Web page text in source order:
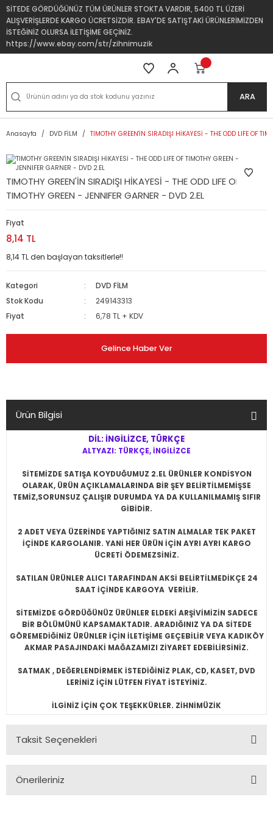
SİTEDE GÖRDÜĞÜNÜZ TÜM ÜRÜNLER STOKTA VARDIR, 5400 TL ÜZERİ
ALIŞVERİŞLERDE KARGO ÜCRETSİZDİR. EBAY'DE SATIŞTAKİ ÜRÜNLERİMİZDEN
İSTEĞİNİZ OLURSA İLETİŞİME GEÇİNİZ.
https://www.ebay.com/str/zihnimuzik
ARA
Anasayfa DVD FİLM TIMOTHY GREEN'İN SIRADIŞI HİKAYESİ - THE ODD LIFE OF
TIMOTHY GREEN'İN SIRADIŞI HİKAYESİ - THE ODD LIFE OF
TIMOTHY GREEN - JENNIFER GARNER - DVD 2.EL
Fiyat
8,14 TL
8,14 TL den başlayan taksitlerle!!
Kategori
DVD FİLM
Stok Kodu
249143313
Fiyat
6,78 TL + KDV
Gelince Haber Ver
Ürün Bilgisi
DİL: İNGİLİZCE, TÜRKÇE
ALTYAZI: TÜRKÇE, İNGİLİZCE
SİTEMİZDE SATIŞA KOYDUĞUMUZ 2.EL ÜRÜNLER KONDİSYON
OLARAK, ÜRÜN AÇIKLAMALARINDA BİR ŞEY BELİRTİLMEMİŞSE
TEMİZ,SORUNSUZ ÇALIŞIR DURUMDA YA DA KULLANILMAMIŞ SIFIR
GİBİDİR.
2 ADET VEYA ÜZERİNDE YAPTIĞINIZ SATIN ALMALAR TEK PAKET
İÇİNDE KARGOLANIR. YANİ HER ÜRÜN İÇİN AYRI AYRI KARGO
ÜCRETİ ÖDEMEZSİNİZ.
SATILAN ÜRÜNLER ALICI TARAFINDAN AKSİ BELİRTİLMEDİKÇE 24
SAAT İÇİNDE KARGOYA VERİLİR.
SİTEMİZDE GÖRDÜĞÜNÜZ ÜRÜNLER ELDEKİ ARŞİVİMİZİN SADECE
BİR BÖLÜMÜNÜ KAPSAMAKTADIR. ARADIĞINIZ YA DA SİTEDE
GÖREMEDİĞİNİZ ÜRÜNLER İÇİN İLETİŞİME GEÇEBİLİR VEYA KADIKÖY
AKMAR PASAJINDAKİ MAĞAZAMIZI ZİYARET EDEBİLİRSİNİZ.
SATMAK , DEĞERLENDİRMEK İSTEDİĞİNİZ PLAK, CD, KASET, DVD
LERİNİZ İÇİN LÜTFEN FİYAT İSTEYİNİZ.
İLGİNİZ İÇİN ÇOK TEŞEKKÜRLER. ZİHNİMÜZİK
Taksit Seçenekleri
Önerileriniz